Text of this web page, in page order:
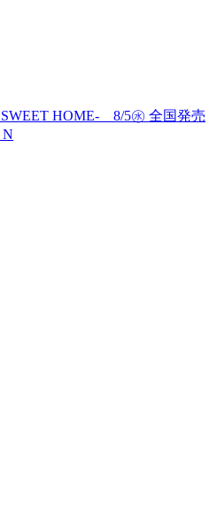
HOME- 8/5㊌ 全国発売